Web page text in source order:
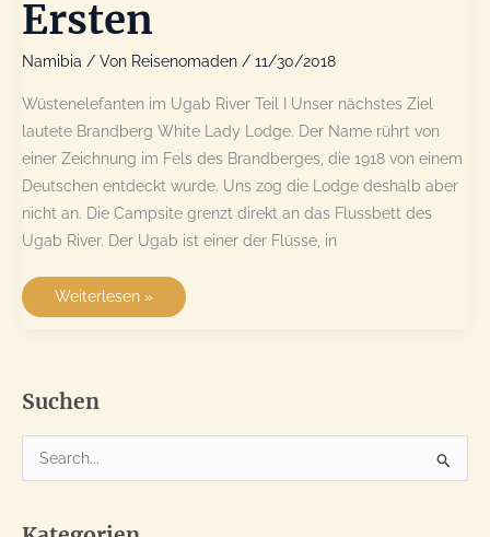
Ersten
Namibia / Von Reisenomaden / 11/30/2018
Wüstenelefanten im Ugab River Teil I Unser nächstes Ziel
lautete Brandberg White Lady Lodge. Der Name rührt von
einer Zeichnung im Fels des Brandberges, die 1918 von einem
Deutschen entdeckt wurde. Uns zog die Lodge deshalb aber
nicht an. Die Campsite grenzt direkt an das Flussbett des
Ugab River. Der Ugab ist einer der Flüsse, in
Wüstenelefanten
Weiterlesen »
Suchen
u